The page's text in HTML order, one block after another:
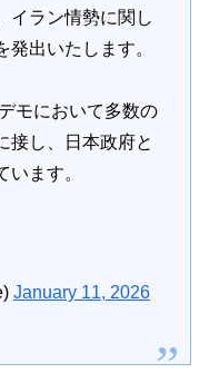
イラン情勢に関し
出いたします。
モにおいて多数の
接し、日本政府と
ます。
January 11, 2026